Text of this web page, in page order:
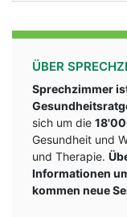
ÜBER
Sprechzimmer
sich um die
Gesundheit und
und Therapie.
Informationen
kommen neue